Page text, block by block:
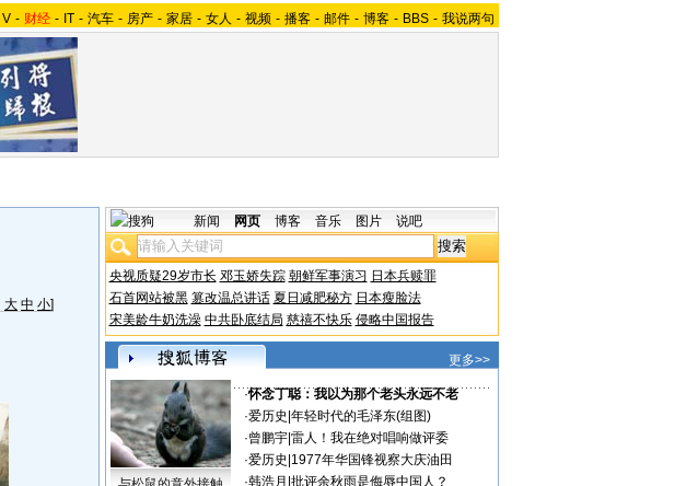
V - 财经 - IT - 汽车 - 房产 - 家居 - 女人 - 视频 - 播客 - 邮件 - 博客 - BBS - 我说两句
大 中 小]
新闻 网页 博客 音乐 图片 说吧
央视质疑29岁市长 邓玉娇失踪 朝鲜军事演习 日本兵赎罪
石首网站被黑 篡改温总讲话 夏日减肥秘方 日本瘦脸法
宋美龄牛奶洗澡 中共卧底结局 慈禧不快乐 侵略中国报告
更多>>
·怀念丁聪：我以为那个老头永远不老
·爱历史 年轻时代的毛泽东(组图)
·曾鹏宇| 雷人！我在绝对唱响做评委
·爱历史 1977年华国锋视察大庆油田
·韩浩月 批评余秋雨是侮辱中国人？